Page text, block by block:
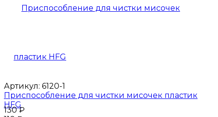
Артикул: 6120-1
Приспособление для чистки мисочек пластик
HFG
130₽